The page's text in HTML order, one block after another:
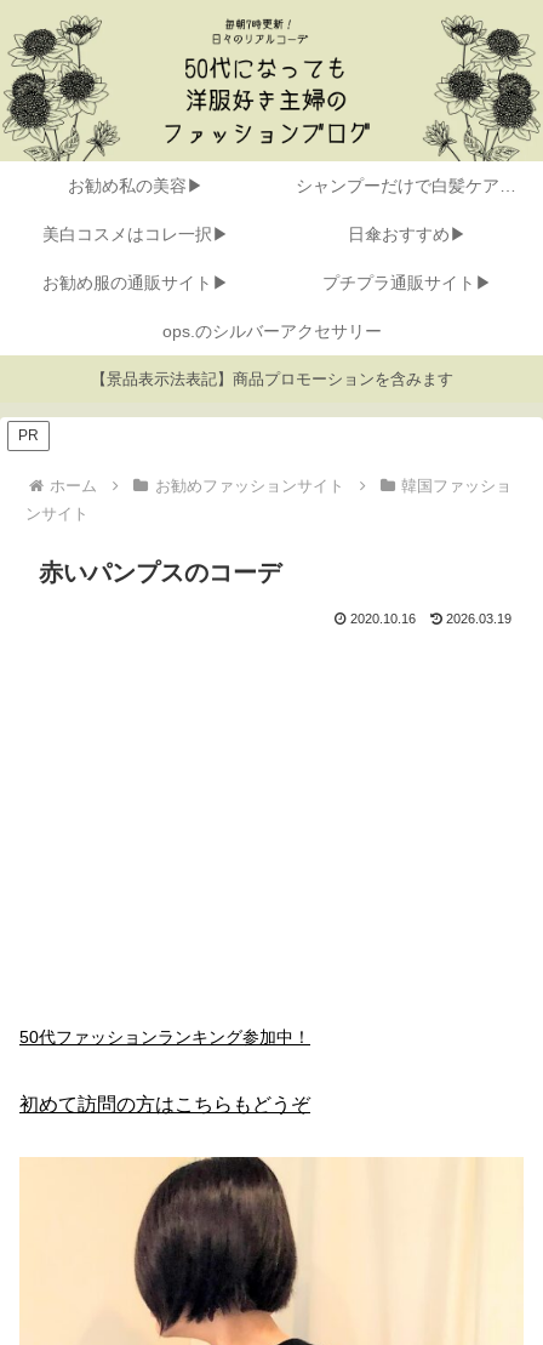
お勧め私の美容▶ シャンプーだけで白髪ケア▶
美白コスメはコレ一択▶ 日傘おすすめ▶
お勧め服の通販サイト▶ プチプラ通販サイト▶
ops.のシルバーアクセサリー
【景品表示法表記】商品プロモーションを含みます
PR
ホーム お勧めファッションサイト
韓国ファッショ
ンサイト
赤いパンプスのコーデ
2020.10.16 2026.03.19
50代ファッションランキング参加中！
初めて訪問の方はこちらもどうぞ